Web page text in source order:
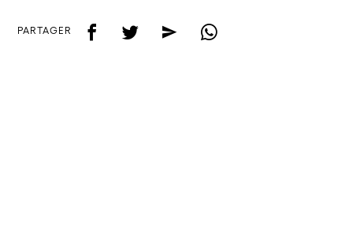
PARTAGER f t e w